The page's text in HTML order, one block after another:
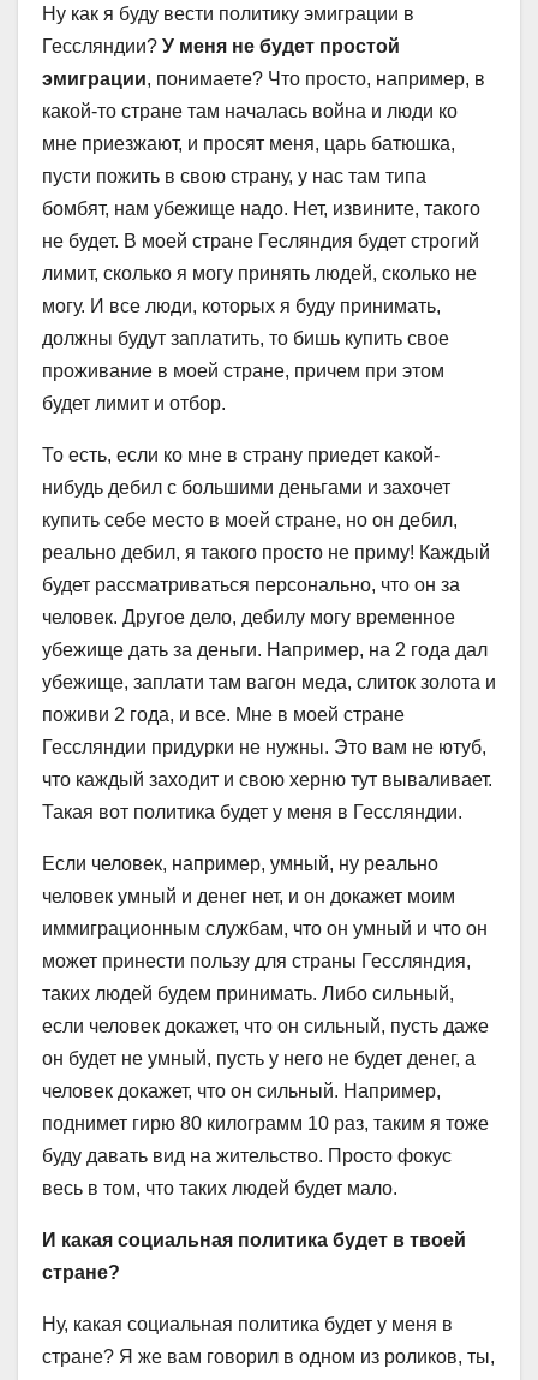
Ну как я буду вести политику эмиграции в
Гессляндии? У меня не будет простой
эмиграции, понимаете? Что просто, например, в
какой-то стране там началась война и люди ко
мне приезжают, и просят меня, царь батюшка,
пусти пожить в свою страну, у нас там типа
бомбят, нам убежище надо. Нет, извините, такого
не будет. В моей стране Гесляндия будет строгий
лимит, сколько я могу принять людей, сколько не
могу. И все люди, которых я буду принимать,
должны будут заплатить, то бишь купить свое
проживание в моей стране, причем при этом
будет лимит и отбор.
То есть, если ко мне в страну приедет какой-
нибудь дебил с большими деньгами и захочет
купить себе место в моей стране, но он дебил,
реально дебил, я такого просто не приму! Каждый
будет рассматриваться персонально, что он за
человек. Другое дело, дебилу могу временное
убежище дать за деньги. Например, на 2 года дал
убежище, заплати там вагон меда, слиток золота и
поживи 2 года, и все. Мне в моей стране
Гессляндии придурки не нужны. Это вам не ютуб,
что каждый заходит и свою херню тут вываливает.
Такая вот политика будет у меня в Гессляндии.
Если человек, например, умный, ну реально
человек умный и денег нет, и он докажет моим
иммиграционным службам, что он умный и что он
может принести пользу для страны Гессляндия,
таких людей будем принимать. Либо сильный,
если человек докажет, что он сильный, пусть даже
он будет не умный, пусть у него не будет денег, а
человек докажет, что он сильный. Например,
поднимет гирю 80 килограмм 10 раз, таким я тоже
буду давать вид на жительство. Просто фокус
весь в том, что таких людей будет мало.
И какая социальная политика будет в твоей
стране?
Ну, какая социальная политика будет у меня в
стране? Я же вам говорил в одном из роликов, ты,